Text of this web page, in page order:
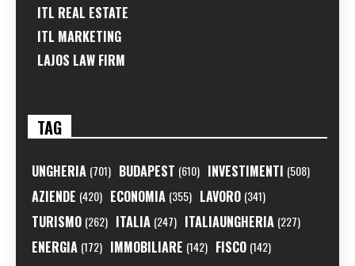
ITL REAL ESTATE
ITL MARKETING
LAJOS LAW FIRM
TAG
UNGHERIA (701) BUDAPEST (610) INVESTIMENTI (508)
AZIENDE (420) ECONOMIA (355) LAVORO (341)
TURISMO (262) ITALIA (247) ITALIAUNGHERIA (227)
ENERGIA (172) IMMOBILIARE (142) FISCO (142)